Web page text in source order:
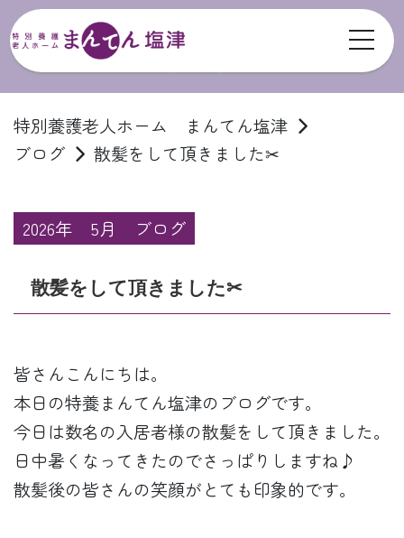
特別養護老人ホーム まんてん塩津
ブログ
散髪をして頂きました✂
2026年 5月 ブログ
散髪をして頂きました✂
皆さんこんにちは。
本日の特養まんてん塩津のブログです。
今日は数名の入居者様の散髪をして頂きました。
日中暑くなってきたのでさっぱりしますね♪
散髪後の皆さんの笑顔がとても印象的です。